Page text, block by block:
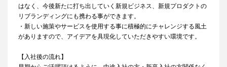
はなく、今後新たに打ち出していく新規ビジネス、新規プロダクトの
リブランディングにも携わる事ができます。
・新しい施策やサービスを使用する事に積極的にチャレンジする風土
がありますので、アイデアを具現化していただきやすい環境です。
【入社後の流れ】